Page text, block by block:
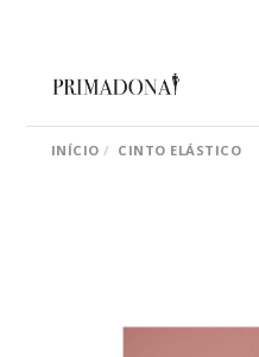
INÍCIO CINTO ELÁSTICO